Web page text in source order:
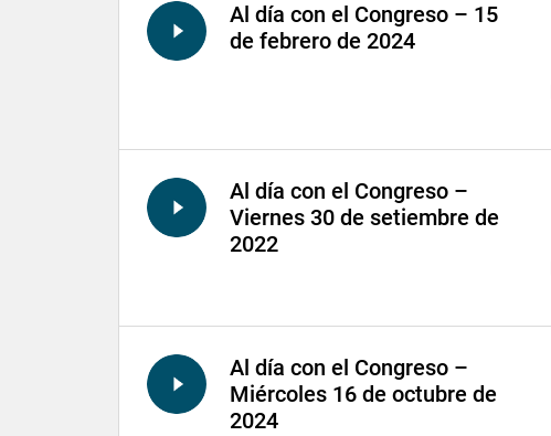
Al día con el Congreso – 15
de febrero de 2024
Al día con el Congreso –
Viernes 30 de setiembre de
2022
Al día con el Congreso –
Miércoles 16 de octubre de
2024